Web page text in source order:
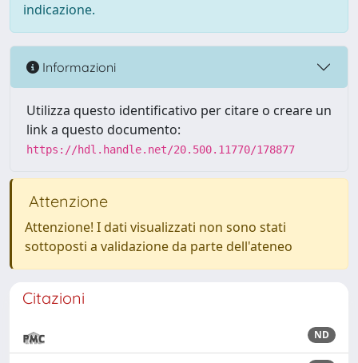
indicazione.
Informazioni
Utilizza questo identificativo per citare o creare un
link a questo documento:
https://hdl.handle.net/20.500.11770/178877
Attenzione
Attenzione! I dati visualizzati non sono stati
sottoposti a validazione da parte dell'ateneo
Citazioni
ND